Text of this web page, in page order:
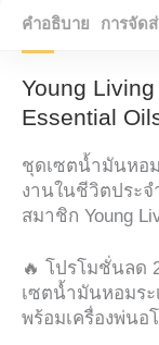
คำอธิบาย การจัด
Young
Essential
ชุดเซตน้ำมันหอ
งานในชีวิตประ
สมาชิก Young
🔥 โปรโมชั่นลด
เซตน้ำมันหอมระ
พร้อมเครื่องพ่นอ